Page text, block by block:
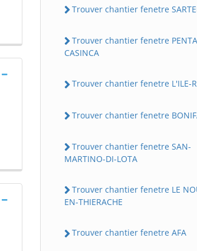
Trouver chantier fenetre
Trouver chantier fenetre
CASINCA
Trouver chantier fenetre L'ILE-
Trouver chantier fenetre
Trouver chantier fenetre SAN-
MARTINO-DI-LOTA
Trouver chantier fenetre LE
EN-THIERACHE
Trouver chantier fenetre AFA